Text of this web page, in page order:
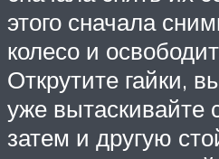
этого сначала
колесо и
Открутите гайки,
уже вытаскивайте
затем и другую